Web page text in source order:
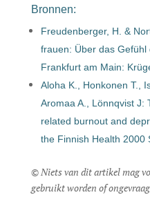
Bronnen:
Freudenberger, H. &
frauen: Über das Gefühl
Frankfurt am Main:
Aloha K., Honkonen T.,
Aromaa A., Lönnqvist J:
related burnout and
the Finnish Health 2000
© Niets van dit artikel mag
gebruikt worden of